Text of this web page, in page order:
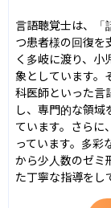
言語聴覚士は、「
つ患者様の回復を
く多岐に渡り、
象としています。
科医師といった言
し、専門的な領
ています。さらに
っています。多彩
から少人数のゼミ
た丁寧な指導をし